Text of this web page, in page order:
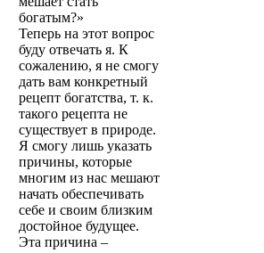
богатым?»
Теперь на этот вопрос
буду отвечать я. К
сожалению, я не смогу
дать вам конкретный
рецепт богатства, т. к.
такого рецепта не
существует в природе.
Я смогу лишь указать
причины, которые
многим из нас мешают
начать обеспечивать
себе и своим близким
достойное будущее.
Эта причина –